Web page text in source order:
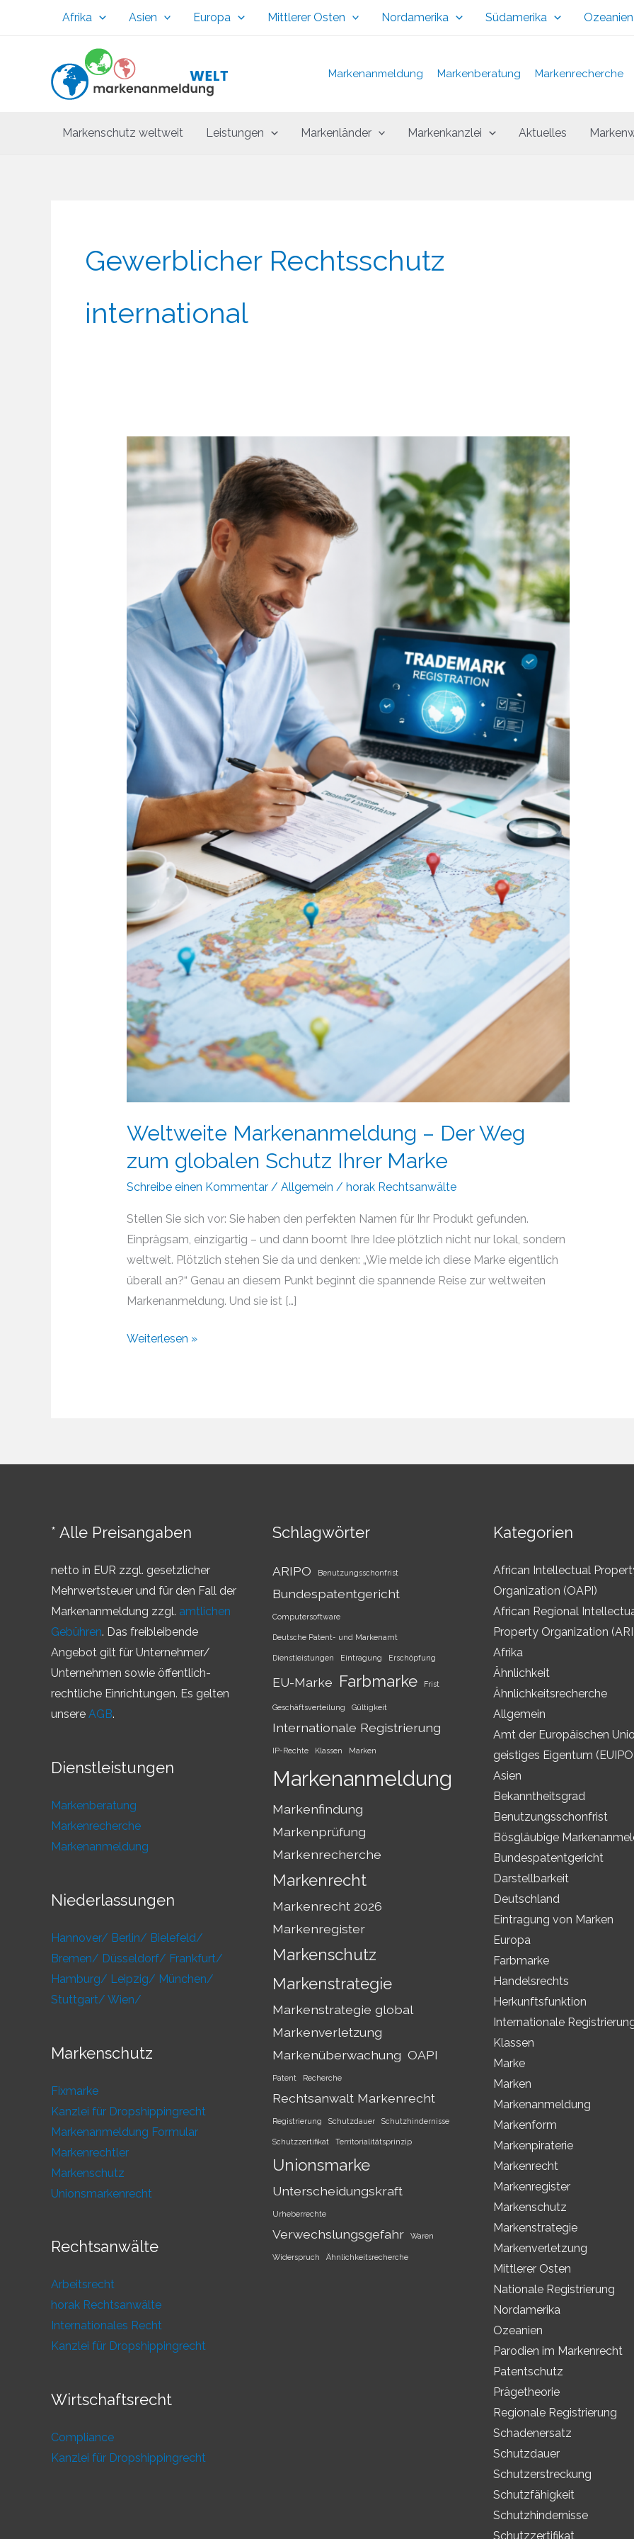
Afrika Asien Europa Mittlerer Osten Nordamerika Südamerika Ozeanien
Markenanmeldung Markenberatung Markenrecherche
Markenschutz weltweit Leistungen Markenländer Markenkanzlei Aktuelles
Gewerblicher Rechtsschutz
international
Weltweite Markenanmeldung – Der Weg
zum globalen Schutz Ihrer Marke
Schreibe einen Kommentar / Allgemein / horak Rechtsanwälte
Stellen Sie sich vor: Sie haben den perfekten Namen für Ihr Produkt gefunden.
Einprägsam, einzigartig – und dann boomt Ihre Idee plötzlich nicht nur lokal, sondern
weltweit. Plötzlich stehen Sie da und denken: „Wie melde ich diese Marke eigentlich
überall an?“ Genau an diesem Punkt beginnt die spannende Reise zur weltweiten
Markenanmeldung. Und sie ist […]
Weltweite
globalen
Weiterlesen »
* Alle Preisangaben
netto in EUR zzgl. gesetzlicher
Mehrwertsteuer und für den Fall der
Markenanmeldung zzgl. amtlichen
Gebühren. Das freibleibende
Angebot gilt für Unternehmer/
Unternehmen sowie öffentlich-
rechtliche Einrichtungen. Es gelten
unsere AGB.
Dienstleistungen
Markenberatung
Markenrecherche
Markenanmeldung
Niederlassungen
Hannover/ Berlin/ Bielefeld/
Bremen/ Düsseldorf/ Frankfurt/
Hamburg/ Leipzig/ München/
Stuttgart/ Wien/
Markenschutz
Fixmarke
Kanzlei für Dropshippingrecht
Markenanmeldung Formular
Markenrechtler
Markenschutz
Unionsmarkenrecht
Rechtsanwälte
Arbeitsrecht
horak Rechtsanwälte
Internationales Recht
Kanzlei für Dropshippingrecht
Wirtschaftsrecht
Compliance
Kanzlei für Dropshippingrecht
Schlagwörter
ARIPO Benutzungsschonfrist
Bundespatentgericht
Computersoftware
Deutsche Patent- und Markenamt
Dienstleistungen Eintragung Erschöpfung
EU-Marke Farbmarke Frist
Geschäftsverteilung Gültigkeit
Internationale Registrierung
IP-Rechte Klassen Marken
Markenanmeldung
Markenfindung
Markenprüfung
Markenrecherche
Markenrecht
Markenrecht 2026
Markenregister
Markenschutz
Markenstrategie
Markenstrategie global
Markenverletzung
Markenüberwachung OAPI
Patent Recherche
Rechtsanwalt Markenrecht
Registrierung Schutzdauer Schutzhindernisse
Schutzzertifikat Territorialitätsprinzip
Unionsmarke
Unterscheidungskraft
Urheberrechte
Verwechslungsgefahr Waren
Widerspruch Ähnlichkeitsrecherche
Kategorien
African Intellectual
Organization (OAPI)
African Regional
Property Organization
Afrika
Ähnlichkeit
Ähnlichkeitsrecherche
Allgemein
Amt der Europäischen
geistiges Eigentum
Asien
Bekanntheitsgrad
Benutzungsschonfrist
Bösgläubige
Bundespatentgericht
Darstellbarkeit
Deutschland
Eintragung von Marken
Europa
Farbmarke
Handelsrechts
Herkunftsfunktion
Internationale
Klassen
Marke
Marken
Markenanmeldung
Markenform
Markenpiraterie
Markenrecht
Markenregister
Markenschutz
Markenstrategie
Markenverletzung
Mittlerer Osten
Nationale Registrierung
Nordamerika
Ozeanien
Parodien im Markenrecht
Patentschutz
Prägetheorie
Regionale Registrierung
Schadenersatz
Schutzdauer
Schutzerstreckung
Schutzfähigkeit
Schutzhindernisse
Schutzzertifikat